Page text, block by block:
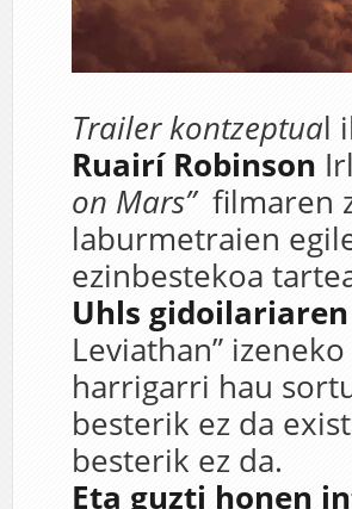
Trailer kontzeptual
Ruairí Robinson
on Mars”filmaren
laburmetraien
ezinbestekoa
Uhls gidoilariaren
Leviathan”
harrigarri hau
besterik ez da
besterik ez da.
Eta guzti honen